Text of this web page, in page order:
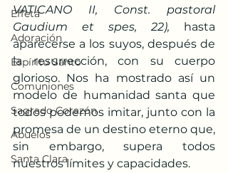
Effetá
Adoración
Espíritu Santo
Comuniones
Sagrado Corazón
Abuelos
Santa Clara
VATICANO II, Const. pastoral
Gaudium et spes, 22), hasta
aparecerse a los suyos, después de
la resurrección, con su cuerpo
glorioso. Nos ha mostrado así un
modelo de humanidad santa que
todos podemos imitar, junto con la
promesa de un destino eterno que,
sin embargo, supera todos
nuestros límites y capacidades.